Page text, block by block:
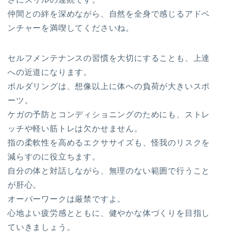
仲間との絆を深めながら、自然を全身で感じるアドベ
ンチャーを満喫してくださいね。
セルフメンテナンスの習慣を大切にすることも、上達
への近道になります。
ボルダリングは、想像以上に体への負荷が大きいスポ
ーツ。
ケガの予防とコンディショニングのためにも、ストレ
ッチや軽い筋トレは欠かせません。
指の柔軟性を高めるエクササイズも、怪我のリスクを
減らすのに役立ちます。
自分の体と対話しながら、無理のない範囲で行うこと
が肝心。
オーバーワークは厳禁ですよ。
心地よい疲労感とともに、健やかな体づくりを目指し
ていきましょう。